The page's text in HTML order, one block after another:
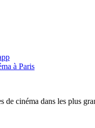
à Paris
de cinéma dans les plus